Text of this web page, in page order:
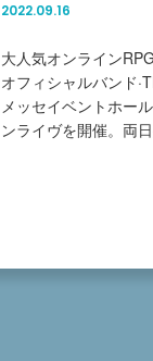
2022.09.16
大人気オンライン
オフィシャルバンド
メッセイベントホー
ンライヴを開催。両